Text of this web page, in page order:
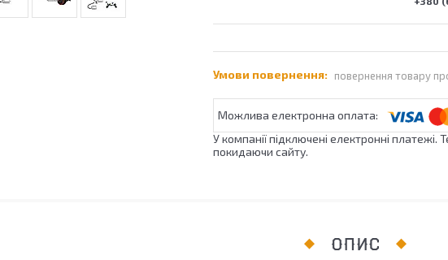
повернення товару
У компанії підключені електронні
покидаючи сайту.
ОПИС